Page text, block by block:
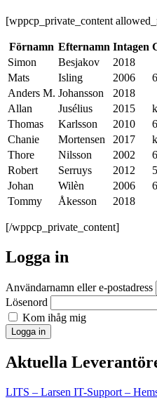
[wppcp_private_content
Förnamn Efternamn Intagen
Simon
Besjakov
2018
Mats
Isling 2006
Anders M. Johansson
2018
Allan
Jusélius 2015
Thomas
Karlsson 2010
Chanie
Mortensen 2017
k
Thore
Nilsson 2002
Robert
Serruys 2012
Johan
Wilèn 2006
Tommy
Åkesson 2018
[/wppcp_private_content]
Logga in
Användarnamn eller e-postadress
Lösenord
Kom ihåg mig
Logga in
Aktuella
LITS – Larsen IT-Support –